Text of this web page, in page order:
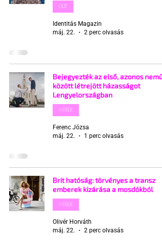
OUT
Identitás Magazin
máj. 22.
2 perc olvasás
Bejegyezték az első, azonos
között létrejött házasságot
Lengyelországban
HÍREK
Ferenc Józsa
máj. 22.
1 perc olvasás
Brit hatóság: törvényes a transz
emberek kizárása a mosdókból
HÍREK
Olivér Horváth
máj. 22.
2 perc olvasás